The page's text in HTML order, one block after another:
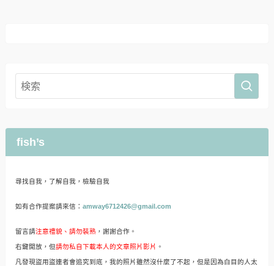
fish’s
尋找自我，了解自我，檢驗自我
如有合作提案請來信： amway6712426@gmail.com
留言請注意禮貌、請勿裝熟，謝謝合作。
右鍵開放，但請勿私自下載本人的文章照片影片 。
凡發現盜用盜連者會追究到底，我的照片雖然沒什麼了不起，但是因為白目的人太